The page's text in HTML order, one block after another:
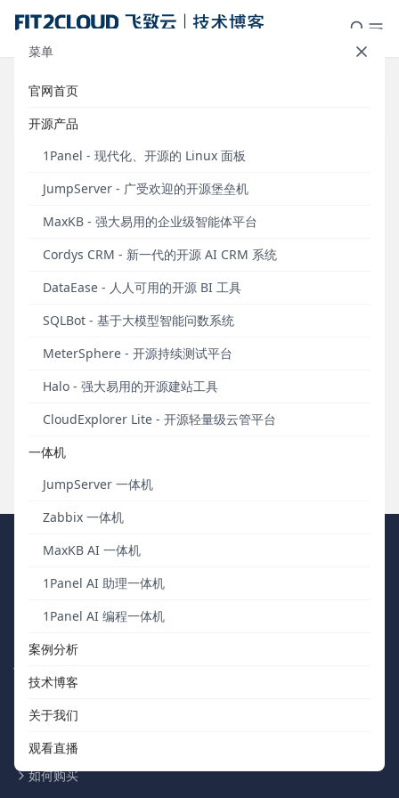
菜单
官网首页
开源产品
1Panel - 现代化、开源的 Linux 面板
JumpServer - 广受欢迎的开源堡垒机
MaxKB - 强大易用的企业级智能体平台
Cordys CRM - 新一代的开源 AI CRM 系统
DataEase - 人人可用的开源 BI 工具
SQLBot - 基于大模型智能问数系统
MeterSphere - 开源持续测试平台
Halo - 强大易用的开源建站工具
CloudExplorer Lite - 开源轻量级云管平台
一体机
JumpServer 一体机
Zabbix 一体机
MaxKB AI 一体机
1Panel AI 助理一体机
1Panel AI 编程一体机
案例分析
技术博客
关于我们
观看直播
标签：七周年
JumpServer七周年：感谢社区的老铁们为我们点
单。
发布于 2021年07月01日
FIT2CLOUD 飞致云
中国数字化团队交付被广泛验证、可信赖的通用工具软件。
关于我们
开源社区
如何购买